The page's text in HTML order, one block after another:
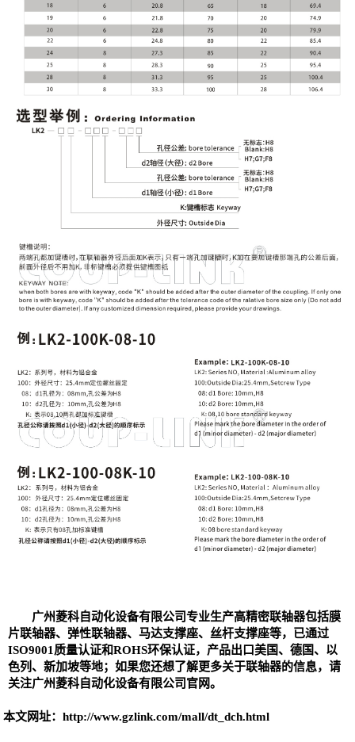
广州菱科自动化设备有限公司专业生产高精密联轴器包括膜
片联轴器、 弹性联轴器、 马达支撑座、丝杆支撑座等，已通过
ISO9001质量认证和ROHS环保认证，产品出口美国、德国、以
色列、新加坡等地；如果您还想了解更多关于联轴器的信息，请
关注广州菱科自动化设备有限公司官网。
本文网址： http://www.gzlink.com/mall/dt_dch.html